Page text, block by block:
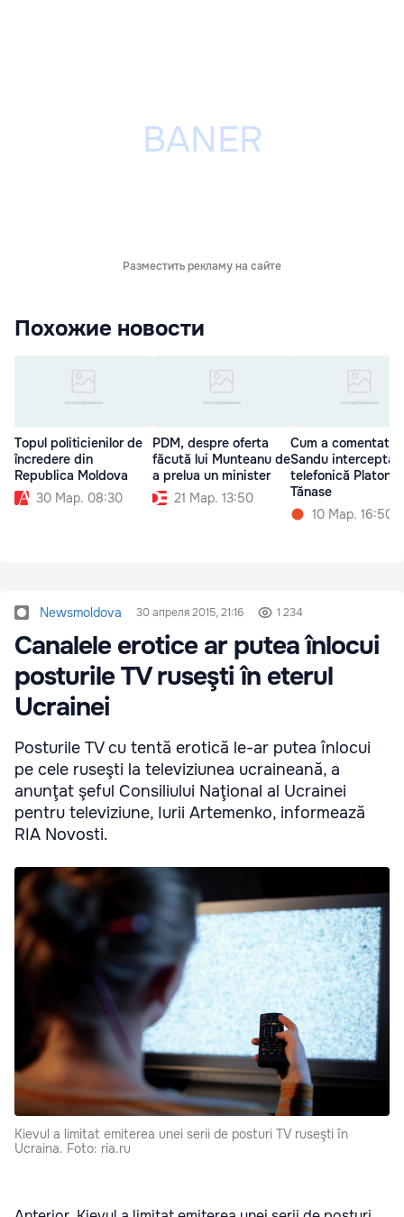
Разместить рекламу на сайте
Похожие новости
Topul politicienilor de
încredere din
Republica Moldova
30 Мар. 08:30
PDM, despre oferta
făcută lui Munteanu de
a prelua un minister
21 Мар. 13:50
Cum a comentat
Sandu
telefonică Platon-
Tănase
10 Мар. 16:50
Newsmoldova 30 апреля 2015, 21:16 1 234
Canalele erotice ar putea înlocui
posturile TV ruseşti în eterul
Ucrainei
Posturile TV cu tentă erotică le-ar putea înlocui
pe cele ruseşti la televiziunea ucraineană, a
anunţat şeful Consiliului Naţional al Ucrainei
pentru televiziune, Iurii Artemenko, informează
RIA Novosti.
Kievul a limitat emiterea unei serii de posturi TV ruseşti în
Ucraina. Foto: ria.ru